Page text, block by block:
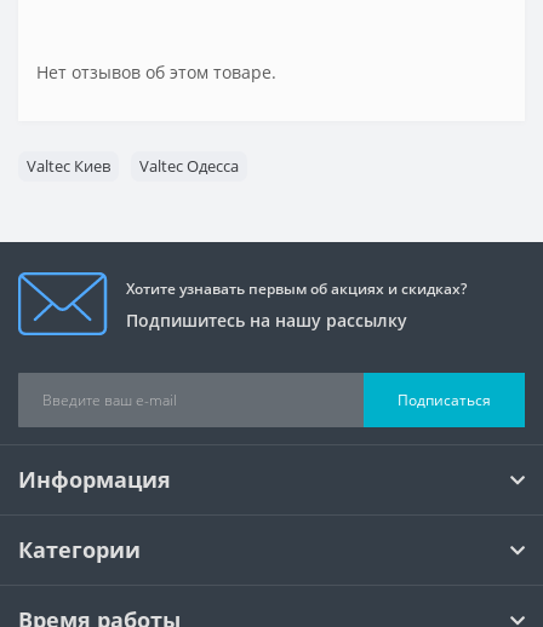
Нет отзывов об этом товаре.
Valtec Киев Valtec Одесса
Хотите узнавать первым об акциях и скидках?
Подпишитесь на нашу рассылку
Подписаться
Информация
Категории
Время работы